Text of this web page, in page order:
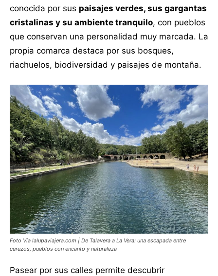
conocida por sus paisajes verdes, sus gargantas
cristalinas y su ambiente tranquilo, con pueblos
que conservan una personalidad muy marcada. La
propia comarca destaca por sus bosques,
riachuelos, biodiversidad y paisajes de montaña.
Foto Vía lalupaviajera.com | De Talavera a La Vera: una escapada entre
cerezos, pueblos con encanto y naturaleza
Pasear por sus calles permite descubrir